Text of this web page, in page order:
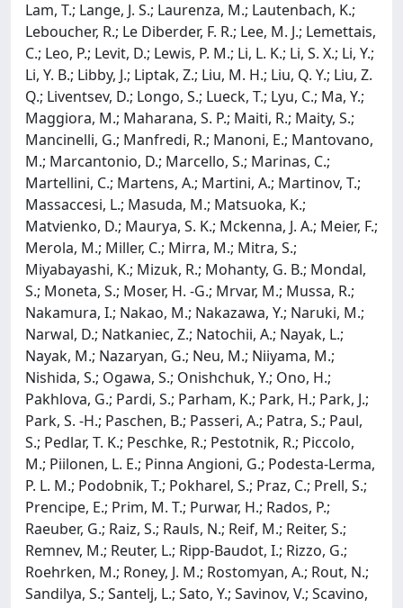
Lam, T.; Lange, J. S.; Laurenza, M.; Lautenbach, K.;
Leboucher, R.; Le Diberder, F. R.; Lee, M. J.; Lemettais,
C.; Leo, P.; Levit, D.; Lewis, P. M.; Li, L. K.; Li, S. X.; Li, Y.;
Li, Y. B.; Libby, J.; Liptak, Z.; Liu, M. H.; Liu, Q. Y.; Liu, Z.
Q.; Liventsev, D.; Longo, S.; Lueck, T.; Lyu, C.; Ma, Y.;
Maggiora, M.; Maharana, S. P.; Maiti, R.; Maity, S.;
Mancinelli, G.; Manfredi, R.; Manoni, E.; Mantovano,
M.; Marcantonio, D.; Marcello, S.; Marinas, C.;
Martellini, C.; Martens, A.; Martini, A.; Martinov, T.;
Massaccesi, L.; Masuda, M.; Matsuoka, K.;
Matvienko, D.; Maurya, S. K.; Mckenna, J. A.; Meier, F.;
Merola, M.; Miller, C.; Mirra, M.; Mitra, S.;
Miyabayashi, K.; Mizuk, R.; Mohanty, G. B.; Mondal,
S.; Moneta, S.; Moser, H. -G.; Mrvar, M.; Mussa, R.;
Nakamura, I.; Nakao, M.; Nakazawa, Y.; Naruki, M.;
Narwal, D.; Natkaniec, Z.; Natochii, A.; Nayak, L.;
Nayak, M.; Nazaryan, G.; Neu, M.; Niiyama, M.;
Nishida, S.; Ogawa, S.; Onishchuk, Y.; Ono, H.;
Pakhlova, G.; Pardi, S.; Parham, K.; Park, H.; Park, J.;
Park, S. -H.; Paschen, B.; Passeri, A.; Patra, S.; Paul,
S.; Pedlar, T. K.; Peschke, R.; Pestotnik, R.; Piccolo,
M.; Piilonen, L. E.; Pinna Angioni, G.; Podesta-Lerma,
P. L. M.; Podobnik, T.; Pokharel, S.; Praz, C.; Prell, S.;
Prencipe, E.; Prim, M. T.; Purwar, H.; Rados, P.;
Raeuber, G.; Raiz, S.; Rauls, N.; Reif, M.; Reiter, S.;
Remnev, M.; Reuter, L.; Ripp-Baudot, I.; Rizzo, G.;
Roehrken, M.; Roney, J. M.; Rostomyan, A.; Rout, N.;
Sandilya, S.; Santelj, L.; Sato, Y.; Savinov, V.; Scavino,